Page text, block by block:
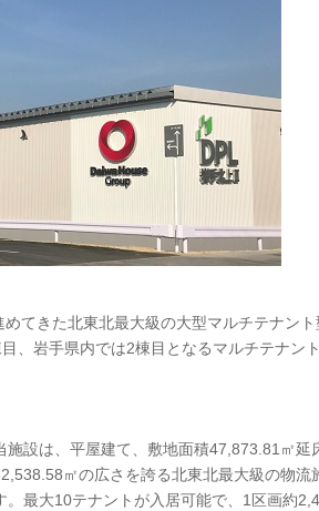
てきた北東北最大級の大型マルチテナント
、岩手県内では2棟目となるマルチテナン
設は、平屋建て、敷地面積47,873.81㎡延
㎡の広さを誇る北東北最大級の物流
。最大10テナントが入居可能で、1区画約